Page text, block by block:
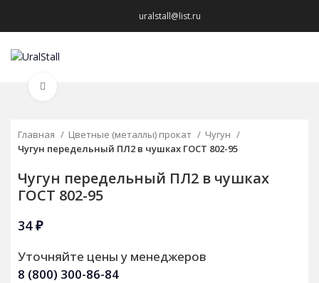
uralstall@list.ru
Главная Цветные (металлы) прокат
Чугун
Чугун передельный ПЛ2 в чушках ГОСТ 802-95
Чугун передельный ПЛ2 в чушках
ГОСТ 802-95
34₽
Уточняйте цены у менеджеров
8 (800) 300-86-84